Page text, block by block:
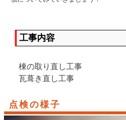
工事内容
棟の取り直し工事
瓦葺き直し工事
点検の様子